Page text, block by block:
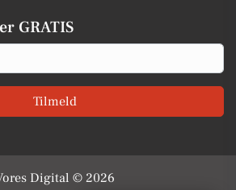
GRATIS
Tilmeld
Digital © 2026